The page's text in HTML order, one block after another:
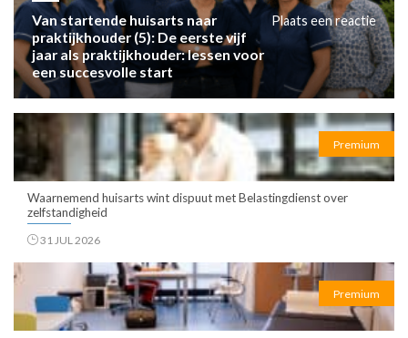
Van startende huisarts naar
praktijkhouder (5): De eerste vijf
jaar als praktijkhouder: lessen voor
een succesvolle start
Plaats een reactie
Premium
Waarnemend huisarts wint dispuut met Belastingdienst over
zelfstandigheid
31 JUL 2026
Premium